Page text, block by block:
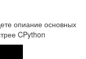
опиание основных
CPython